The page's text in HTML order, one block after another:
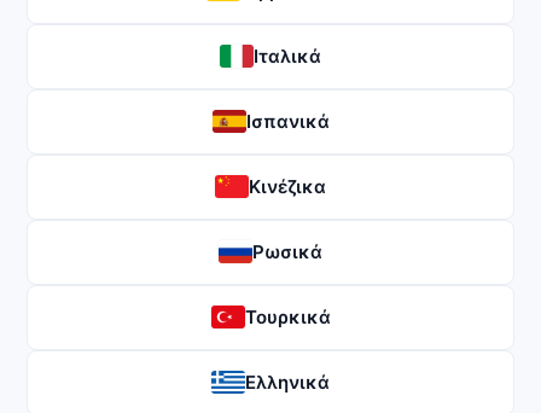
Ιταλικά
Ισπανικά
Κινέζικα
Ρωσικά
Τουρκικά
Ελληνικά